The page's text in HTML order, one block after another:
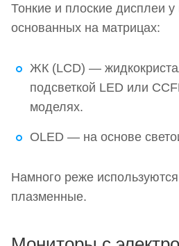
IPS — высокое качество
OLED-дисплеи
Виды сенсорных экранов
Тонкие и плоские дисплеи
основанных на матрицах:
ЖК (LCD) —
подсветкой LED или
моделях.
OLED — на основе
Намного реже
плазменные.